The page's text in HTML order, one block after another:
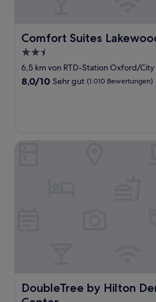
Comfort Suites
Comfort Suites Lakewood -
2.5-
Sterne-
Unterkunft
6,5 km von RTD-Station Oxford/
8.0
Bewertungen)
8,0/10 Sehr gut (1.010 Bewertungen)
DoubleTree by Hilton
DoubleTree by Hilton Denver